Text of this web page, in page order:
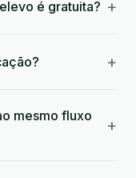
é gratuita? +
+
mesmo fluxo
+